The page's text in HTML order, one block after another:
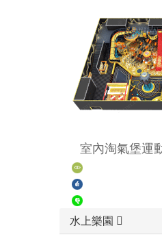
室內淘氣堡運
水上樂園